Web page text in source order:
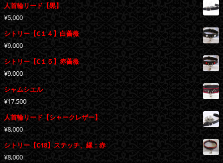
人首輪リード【黒】
¥5,000
シトリー【C１４】白薔薇
¥9,000
シトリー【C１５】赤薔薇
¥9,000
シャムシエル
¥17,500
人首輪リード【シャークレザー】
¥8,000
シトリー【C18】ステッチ、縁：赤
¥8,000